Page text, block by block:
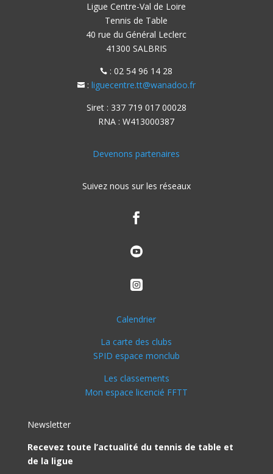
Ligue Centre-Val de Loire
Tennis de Table
40 rue du Général Leclerc
41300 SALBRIS
 : 02 54 96 14 28
: liguecentre.tt@wanadoo.fr
Siret : 337 719 017 00028
RNA : W413000387
Devenons partenaires
Suivez nous sur les réseaux



Calendrier
La carte des clubs
SPID espace monclub
Les classements
Mon espace licencié FFTT
Newsletter
Recevez toute l’actualité du tennis de table et
de la ligue